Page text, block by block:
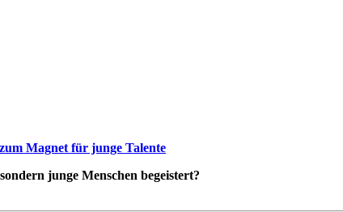
Magnet für junge Talente
junge Menschen begeistert?